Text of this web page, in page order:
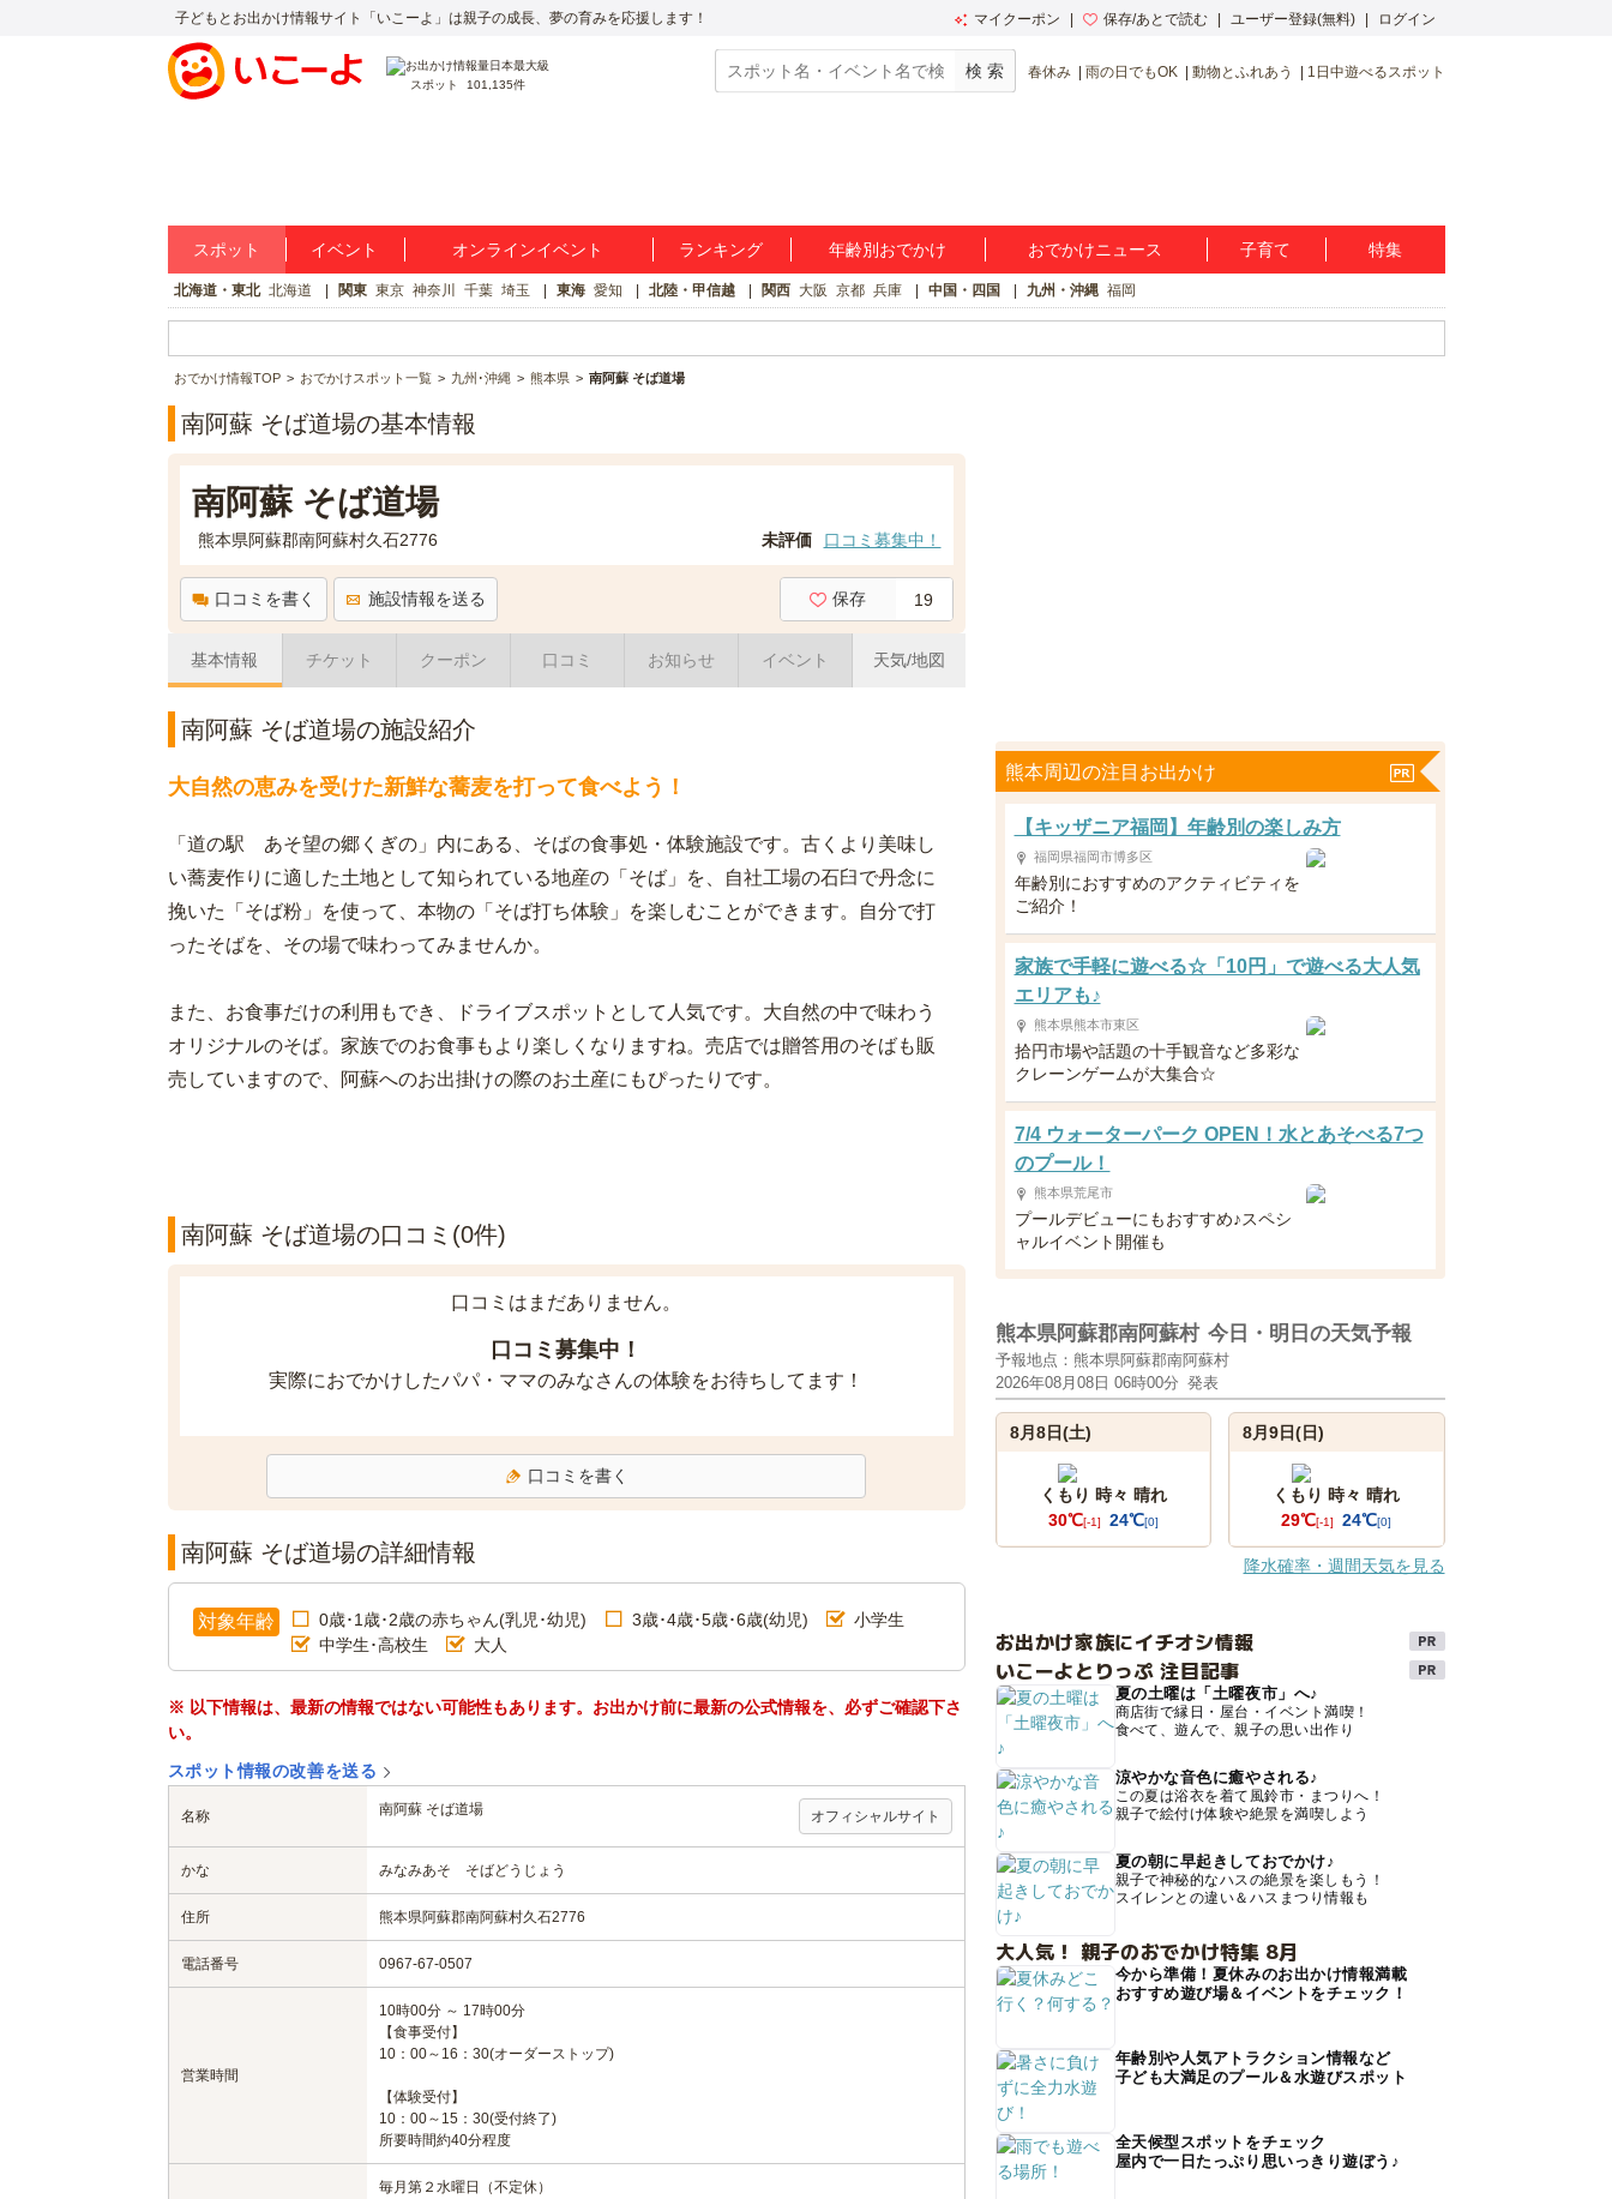
子どもとお出かけ情報サイト「いこーよ」は親子の成長、夢の育みを応援します！ マイクーポン 保存/あとで読む ユーザー登録(無料) ログイン
スポット 101,135件
春休み 雨の日でもOK 動物とふれあう 1日中遊べるスポット
スポット イベント オンラインイベント ランキング 年齢別おでかけ おでかけニュース 子育て 特集
北海道・東北 北海道 関東 東京 神奈川 千葉 埼玉 東海 愛知 北陸・甲信越 関西 大阪 京都 兵庫 中国・四国 九州・沖縄 福岡
おでかけ情報TOP おでかけスポット一覧 九州･沖縄 熊本県 南阿蘇 そば道場
南阿蘇 そば道場の基本情報
南阿蘇 そば道場
熊本県阿蘇郡南阿蘇村久石2776 未評価 口コミ募集中！
口コミを書く 施設情報を送る 保存 19
基本情報 チケット クーポン 口コミ お知らせ イベント 天気/地図
南阿蘇 そば道場の施設紹介
大自然の恵みを受けた新鮮な蕎麦を打って食べよう！
「道の駅 あそ望の郷くぎの」内にある、そばの食事処・体験施設です。古くより美味し
い蕎麦作りに適した土地として知られている地産の「そば」を、自社工場の石臼で丹念に
挽いた「そば粉」を使って、本物の「そば打ち体験」を楽しむことができます。自分で打
ったそばを、その場で味わってみませんか。
また、お食事だけの利用もでき、ドライブスポットとして人気です。大自然の中で味わう
オリジナルのそば。家族でのお食事もより楽しくなりますね。売店では贈答用のそばも販
売していますので、阿蘇へのお出掛けの際のお土産にもぴったりです。
南阿蘇 そば道場の口コミ(0件)
口コミはまだありません。
口コミ募集中！
実際におでかけしたパパ・ママのみなさんの体験をお待ちしてます！
口コミを書く
南阿蘇 そば道場の詳細情報
対象年齢 0歳･1歳･2歳の赤ちゃん(乳児･幼児) 3歳･4歳･5歳･6歳(幼児)
小学生
中学生･高校生
大人
※ 以下情報は、最新の情報ではない可能性もあります。お出かけ前に最新の公式情報を、必ずご確認下さ
い。
スポット情報の改善を送る
名称 南阿蘇 そば道場 オフィシャルサイト
かな みなみあそ そばどうじょう
住所 熊本県阿蘇郡南阿蘇村久石2776
電話番号 0967-67-0507
営業時間
10時00分 ～ 17時00分
【食事受付】
10：00～16：30(オーダーストップ)
【体験受付】
10：00～15：30(受付終了)
所要時間約40分程度
毎月第２水曜日（不定休）
熊本周辺の注目お出かけ
【キッザニア福岡】年齢別の楽しみ方
福岡県福岡市博多区
年齢別におすすめのアクティビティを
ご紹介！
家族で手軽に遊べる☆「10円」で遊べる大人気
エリアも♪
熊本県熊本市東区
拾円市場や話題の十手観音など多彩な
クレーンゲームが大集合☆
7/4 ウォーターパーク OPEN！水とあそべる7つ
のプール！
熊本県荒尾市
プールデビューにもおすすめ♪スペシ
ャルイベント開催も
熊本県阿蘇郡南阿蘇村 今日・明日の天気予報
予報地点：熊本県阿蘇郡南阿蘇村
2026年08月08日 06時00分 発表
8月8日(土)
くもり 時々 晴れ
30℃[-1] 24℃[0]
8月9日(日)
くもり 時々 晴れ
29℃[-1] 24℃[0]
降水確率・週間天気を見る
お出かけ家族にイチオシ情報
いこーよとりっぷ 注目記事
夏の土曜は「土曜夜市」へ♪
商店街で縁日・屋台・イベント満喫！
食べて、遊んで、親子の思い出作り
涼やかな音色に癒やされる♪
この夏は浴衣を着て風鈴市・まつりへ！
親子で絵付け体験や絶景を満喫しよう
夏の朝に早起きしておでかけ♪
親子で神秘的なハスの絶景を楽しもう！
スイレンとの違い＆ハスまつり情報も
大人気！ 親子のおでかけ特集 8月
今から準備！夏休みのお出かけ情報満載
おすすめ遊び場＆イベントをチェック！
年齢別や人気アトラクション情報など
子ども大満足のプール＆水遊びスポット
全天候型スポットをチェック
屋内で一日たっぷり思いっきり遊ぼう♪